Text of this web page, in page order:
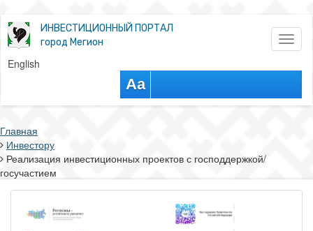
ИНВЕСТИЦИОННЫЙ ПОРТАЛ
город Мегион
English
Aa
Главная
Инвестору
Реализация инвестиционных проектов с господдержкой/
госучастием